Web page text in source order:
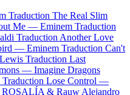
Traduction The Real Slim
Me — Eminem Traduction
Traduction Another Love
— Eminem Traduction Can't
Traduction Last
— Imagine Dragons
Traduction Lose Control —
ROSALÍA & Rauw Alejandro